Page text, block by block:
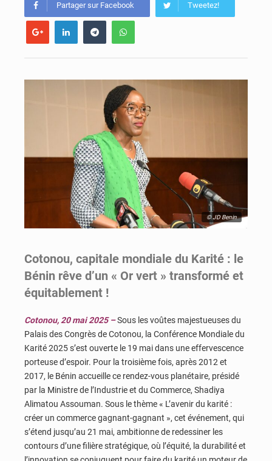
Partager sur Facebook Tweetez!
© JD Benin
Cotonou, capitale mondiale du Karité : le
Bénin rêve d’un « Or vert » transformé et
équitablement !
Cotonou, 20 mai 2025 –Sous les voûtes majestueuses du
Palais des Congrès de Cotonou, la Conférence Mondiale du
Karité 2025 s’est ouverte le 19 mai dans une effervescence
porteuse d’espoir. Pour la troisième fois, après 2012 et
2017, le Bénin accueille ce rendez-vous planétaire, présidé
par la Ministre de l’Industrie et du Commerce, Shadiya
Alimatou Assouman. Sous le thème « L’avenir du karité :
créer un commerce gagnant-gagnant », cet événement, qui
s’étend jusqu’au 21 mai, ambitionne de redessiner les
contours d’une filière stratégique, où l’équité, la durabilité et